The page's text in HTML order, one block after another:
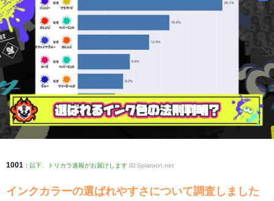
1001 : 以下、トリカラ速報がお届けします ID:Splatoon.net
インクカラーの選ばれやすさについて調査しました